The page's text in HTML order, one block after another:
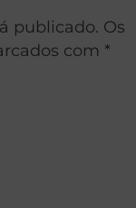
publicado. Os
com *